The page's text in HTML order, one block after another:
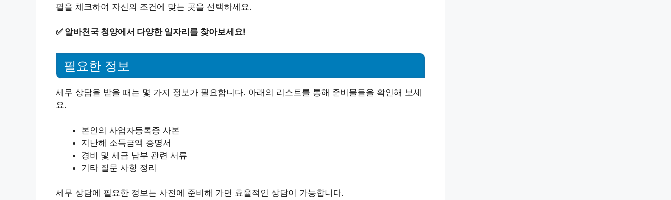
필을 체크하여 자신의 조건에 맞는 곳을 선택하세요.
✅ 알바천국 청양에서 다양한 일자리를 찾아보세요!
필요한 정보
세무 상담을 받을 때는 몇 가지 정보가 필요합니다. 아래의 리스트를 통해 준비물들을 확인해 보세
요.
본인의 사업자등록증 사본
지난해 소득금액 증명서
경비 및 세금 납부 관련 서류
기타 질문 사항 정리
세무 상담에 필요한 정보는 사전에 준비해 가면 효율적인 상담이 가능합니다.